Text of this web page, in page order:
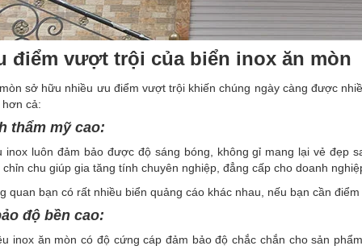
điểm vượt trội của biển inox ăn mòn
sở hữu nhiều ưu điểm vượt trội khiến chúng ngày càng được
cả:
thẩm mỹ cao:
inox luôn đảm bảo được độ sáng bóng, không gỉ mang lại vẻ đẹp
chỉn chu giúp gia tăng tính chuyên nghiệp, đẳng cấp cho doanh
quan bạn có rất nhiều biển quảng cáo khác nhau, nếu bạn cần
độ bền cao:
inox ăn mòn có độ cứng cáp đảm bảo độ chắc chắn cho sản